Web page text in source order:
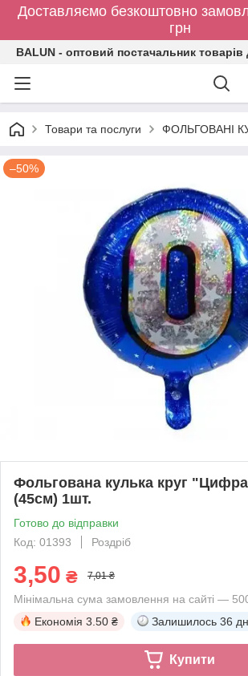
Доставляємо безкоштовно
грн
BALUN - оптовий постачальник товарів
Товари та послуги ФОЛЬГОВАНІ
–50%
Фольгована кулька круг
(45см) 1шт.
Готово до відправки
Код: 01393
Роздріб
3,50 ₴ 7,01 ₴
Мінімальна сума замовлення на сайті —
Економія 3.50 ₴ Залишилось 36
Купити